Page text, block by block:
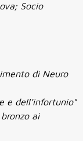
Socio
di Neuro
e dell’infortunio”
ai